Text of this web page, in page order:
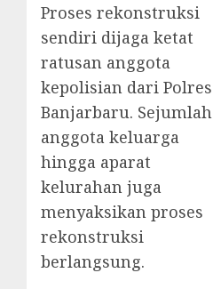
Proses rekonstruksi
sendiri dijaga ketat
ratusan anggota
kepolisian dari Polres
Banjarbaru. Sejumlah
anggota keluarga
hingga aparat
kelurahan juga
menyaksikan proses
rekonstruksi
berlangsung.